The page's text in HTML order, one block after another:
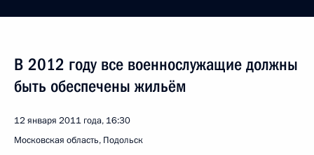
В 2012 году все военнослужащие должны
быть обеспечены жильём
12 января 2011 года, 16:30
Московская область, Подольск